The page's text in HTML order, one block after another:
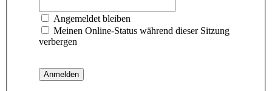
Angemeldet bleiben
Meinen Online-Status während dieser Sitzung
verbergen